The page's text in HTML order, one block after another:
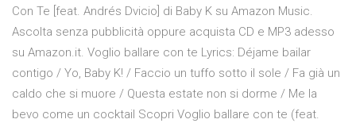
Con Te [feat. Andrés Dvicio] di Baby K su Amazon Music.
Ascolta senza pubblicità oppure acquista CD e MP3 adesso
su Amazon.it. Voglio ballare con te Lyrics: Déjame bailar
contigo / Yo, Baby K! / Faccio un tuffo sotto il sole / Fa già un
caldo che si muore / Questa estate non si dorme / Me la
bevo come un cocktail Scopri Voglio ballare con te (feat.